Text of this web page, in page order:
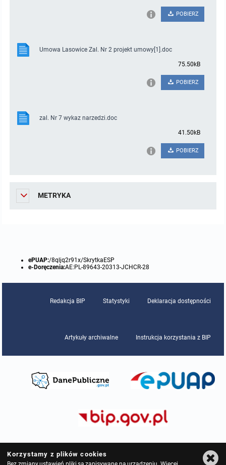
POBIERZ
Umowa Lasowice Zal. Nr 2 projekt umowy[1].doc
75.50kB
POBIERZ
zal. Nr 7 wykaz narzedzi.doc
41.50kB
POBIERZ
METRYKA
ePUAP:/8qljq2r91x/SkrytkaESP
e-Doręczenia:AE:PL-89643-20313-JCHCR-28
Redakcja BIP Statystyki Deklaracja dostępności
Artykuły archiwalne Instrukcja korzystania z BIP
Korzystamy z plików cookies